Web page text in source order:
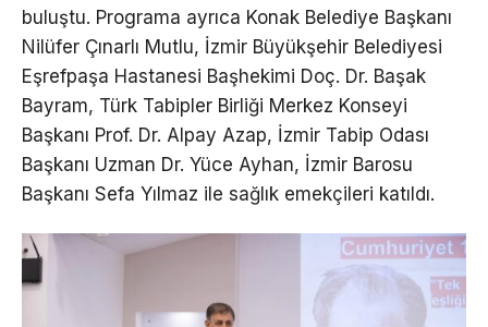
buluştu. Programa ayrıca Konak Belediye Başkanı
Nilüfer Çınarlı Mutlu, İzmir Büyükşehir Belediyesi
Eşrefpaşa Hastanesi Başhekimi Doç. Dr. Başak
Bayram, Türk Tabipler Birliği Merkez Konseyi
Başkanı Prof. Dr. Alpay Azap, İzmir Tabip Odası
Başkanı Uzman Dr. Yüce Ayhan, İzmir Barosu
Başkanı Sefa Yılmaz ile sağlık emekçileri katıldı.